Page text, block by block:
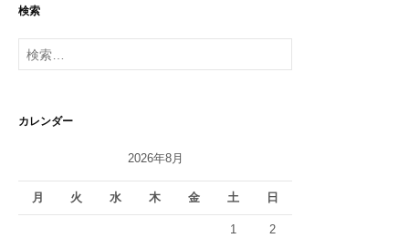
シ
ン
検索
検
索:
カレンダー
2026年8月
月 火 水 木 金 土 日
1 2